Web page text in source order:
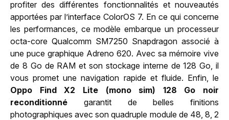
profiter des différentes fonctionnalités et nouveautés
apportées par l’interface ColorOS 7. En ce qui concerne
les performances, ce modèle embarque un processeur
octa-core Qualcomm SM7250 Snapdragon associé à
une puce graphique Adreno 620. Avec sa mémoire vive
de 8 Go de RAM et son stockage interne de 128 Go, il
vous promet une navigation rapide et fluide. Enfin, le
Oppo Find X2 Lite (mono sim) 128 Go noir
reconditionné garantit de belles finitions
photographiques avec son quadruple module de 48, 8, 2